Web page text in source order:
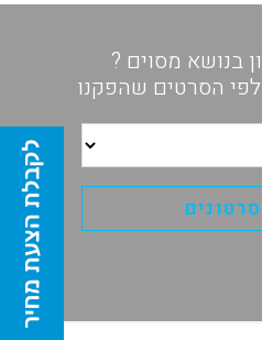
בנושא מסוים ?
הסרטים שהפקנו